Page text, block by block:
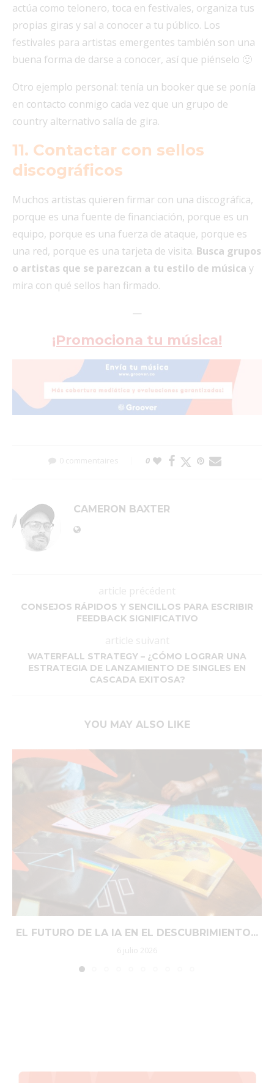
actúa como telonero, toca en festivales, organiza tus
propias giras y sal a conocer a tu público. Los
festivales para artistas emergentes también son una
buena forma de darse a conocer, así que piénselo 🙂
Otro ejemplo personal: tenía un booker que se ponía
en contacto conmigo cada vez que un grupo de
country alternativo salía de gira.
11. Contactar con sellos
discográficos
Muchos artistas quieren firmar con una discográfica,
porque es una fuente de financiación, porque es un
equipo, porque es una fuerza de ataque, porque es
una red, porque es una tarjeta de visita. Busca grupos
o artistas que se parezcan a tu estilo de música y
mira con qué sellos han firmado.
—
¡Promociona tu música!
0 commentaires 0
CAMERON BAXTER
article précédent
CONSEJOS RÁPIDOS Y SENCILLOS PARA ESCRIBIR
FEEDBACK SIGNIFICATIVO
article suivant
WATERFALL STRATEGY – ¿CÓMO LOGRAR UNA
ESTRATEGIA DE LANZAMIENTO DE SINGLES EN
CASCADA EXITOSA?
YOU MAY ALSO LIKE
EL FUTURO DE LA IA EN EL DESCUBRIMIENTO...
6 julio 2026